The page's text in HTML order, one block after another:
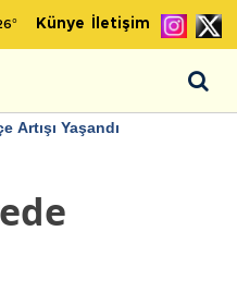
° Künye İletişim
Artışı Yaşandı